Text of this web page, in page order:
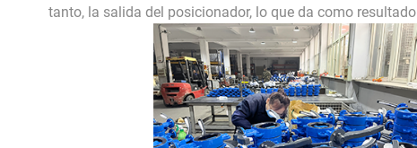
tanto, la salida del posicionador, lo que da como